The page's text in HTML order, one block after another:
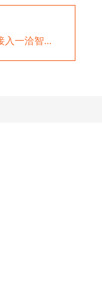
智能在线客服系统有哪些功能，如何接入一洽智能机器人系统？